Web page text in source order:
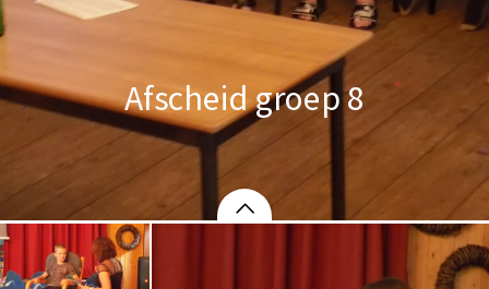
Afscheid groep 8